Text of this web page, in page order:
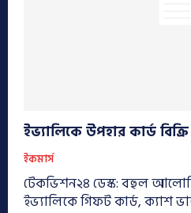
ইভ্যালিকে উপহার কার্ড বিক্রি
ইকমার্স
টেকভিশন২৪ ডেস্ক: বহুল
ইভ্যালিকে গিফট কার্ড, ক্যাশ